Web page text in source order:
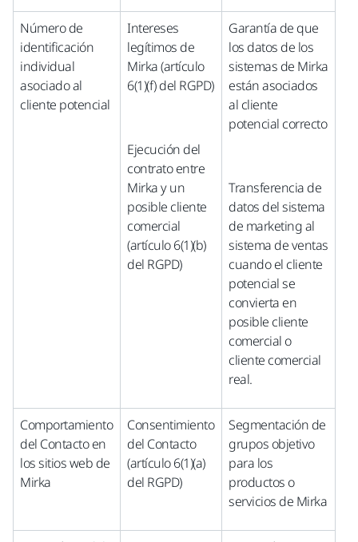
Número de
identificación
individual
asociado al
cliente potencial
Intereses
legítimos de
Mirka (artículo
6(1)(f) del RGPD)
Ejecución del
contrato entre
Mirka y un
posible cliente
comercial
(artículo 6(1)(b)
del RGPD)
Garantía de que
los datos de los
sistemas de Mirka
están asociados
al cliente
potencial correcto
Transferencia de
datos del sistema
de marketing al
sistema de ventas
cuando el cliente
potencial se
convierta en
posible cliente
comercial o
cliente comercial
real.
Comportamiento
del Contacto en
los sitios web de
Mirka
Consentimiento
del Contacto
(artículo 6(1)(a)
del RGPD)
Segmentación de
grupos objetivo
para los
productos o
servicios de Mirka